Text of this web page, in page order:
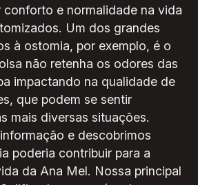
conforto e normalidade na vida
Um dos grandes
à ostomia, por exemplo, é o
não retenha os odores das
impactando na qualidade de
que podem se sentir
mais diversas situações.
e descobrimos
poderia contribuir para a
da Ana Mel. Nossa principal